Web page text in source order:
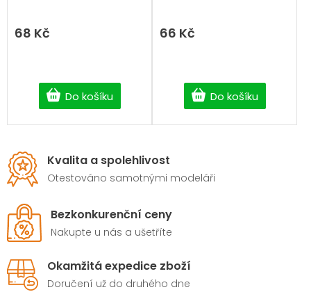
68 Kč
Do košíku
66 Kč
Do košíku
Kvalita a spolehlivost
Otestováno samotnými modeláři
Bezkonkurenční ceny
Nakupte u nás a ušetříte
Okamžitá expedice zboží
Doručení už do druhého dne